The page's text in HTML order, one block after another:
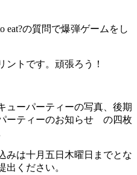
eat?の質問で爆弾ゲームをし
ントです。頑張ろう！
ューパーティーの写真、後期
ーティーのお知らせ の四枚
みは十月五日木曜日までとな
出ください。